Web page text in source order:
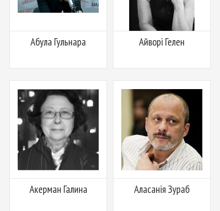
Абула Гульнара Айворі Гелен
Акерман Галина Аласанія Зураб